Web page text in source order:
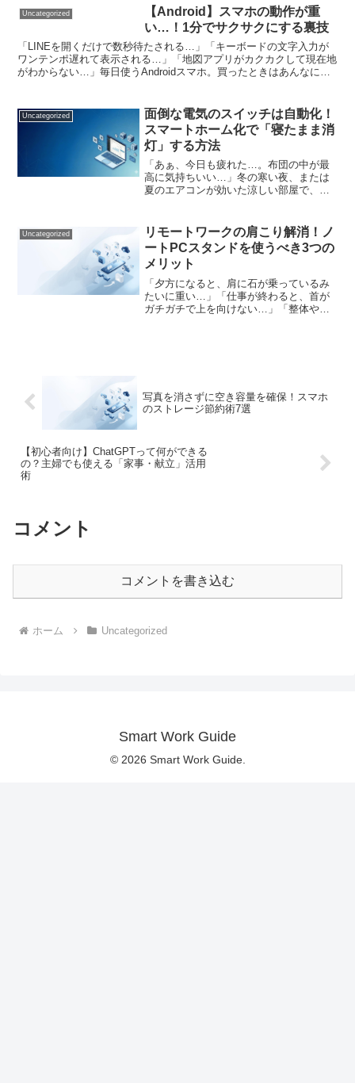
い、こーでもないと要約しているうち
に、気づけば「会議時間の...
Uncategorized
【Android】スマホの動作が重
い…！1分でサクサクにする裏技
「LINEを開くだけで数秒待たされる…」「キーボードの文字入力が
ワンテンポ遅れて表示される…」「地図アプリがカクカクして現在地
がわからない…」毎日使うAndroidスマホ。買ったときはあんなにサ
Uncategorized
面倒な電気のスイッチは自動化！
スマートホーム化で「寝たまま消
灯」する方法
「あぁ、今日も疲れた…。布団の中が最
高に気持ちいい…」冬の寒い夜、または
夏のエアコンが効いた涼しい部屋で、ふ
トし始めたその時、絶望的な事実に気づ
くのです。「あ、電気消す...
Uncategorized
リモートワークの肩こり解消！ノ
ートPCスタンドを使うべき3つの
メリット
「夕方になると、肩に石が乗っているみ
たいに重い…」「仕事が終わると、首が
ガチガチで上を向けない…」「整体やマ
写真を消さずに空き容量を確保！スマホ
のストレージ節約術7選
【初心者向け】ChatGPTって何ができる
の？主婦でも使える「家事・献立」活用
術
コメント
コメントを書き込む
ホーム Uncategorized
Smart Work Guide
© 2026 Smart Work Guide.